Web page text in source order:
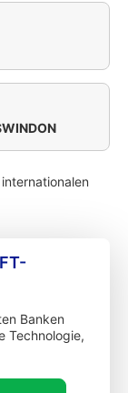
Banken
Technologie,